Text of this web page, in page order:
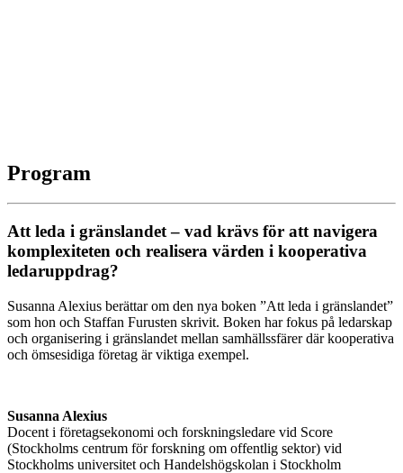
Program
Att leda i gränslandet – vad krävs för att navigera
komplexiteten och realisera värden i kooperativa
ledaruppdrag?
Susanna Alexius berättar om den nya boken ”Att leda i gränslandet”
som hon och Staffan Furusten skrivit. Boken har fokus på ledarskap
och organisering i gränslandet mellan samhällssfärer där kooperativa
och ömsesidiga företag är viktiga exempel.
Susanna Alexius
Docent i företagsekonomi och forskningsledare vid Score
(Stockholms centrum för forskning om offentlig sektor) vid
Stockholms universitet och Handelshögskolan i Stockholm